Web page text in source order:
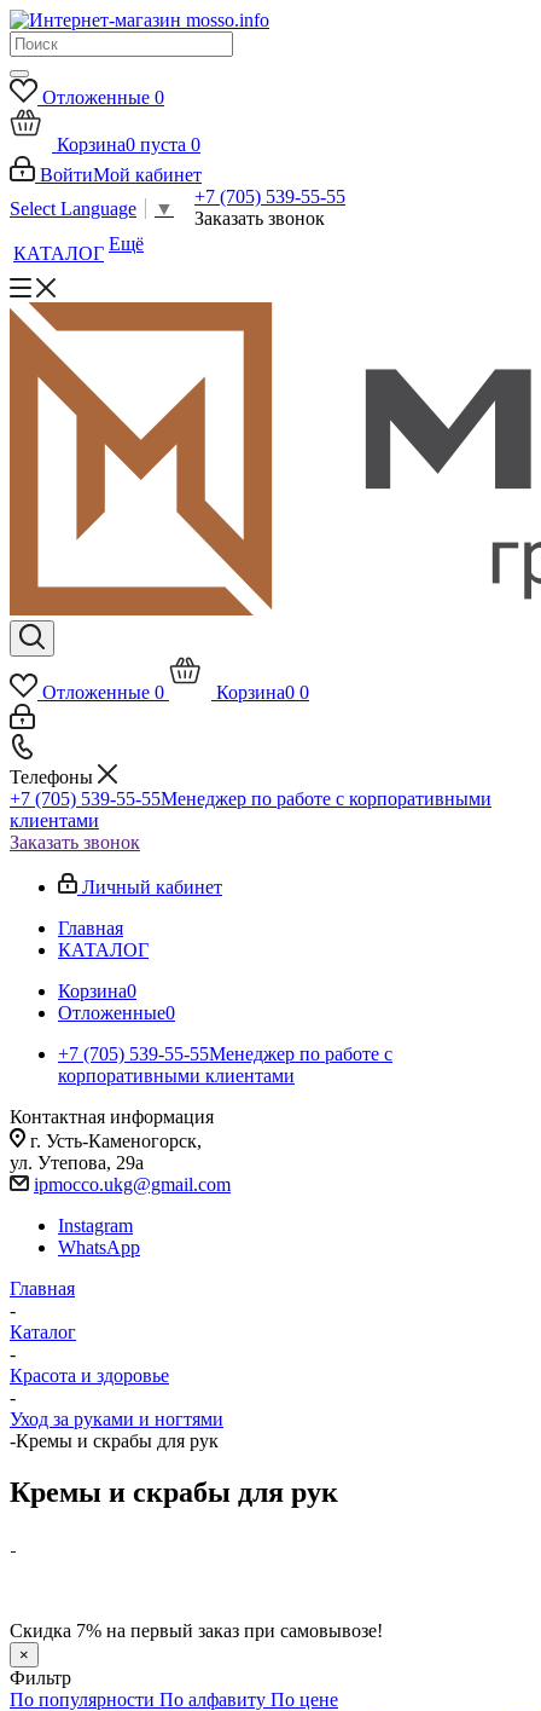
Отложенные 0
Корзина0 пуста 0
ВойтиМой кабинет
Select Language
▼
+7 (705) 539-55-55
Заказать звонок
КАТАЛОГ Ещё
Отложенные 0 Корзина0 0
Телефоны
+7 (705) 539-55-55Менеджер по работе с корпоративными
клиентами
Заказать звонок
Личный кабинет
Главная
КАТАЛОГ
Корзина0
Отложенные0
+7 (705) 539-55-55Менеджер по работе с
корпоративными клиентами
Контактная информация
г. Усть-Каменогорск,
ул. Утепова, 29а
ipmocco.ukg@gmail.com
Instagram
WhatsApp
Главная
-
Каталог
-
Красота и здоровье
-
Уход за руками и ногтями
-Кремы и скрабы для рук
Кремы и скрабы для рук
Скидка 7% на первый заказ при самовывозе!
×
Фильтр
По популярности По алфавиту По цене